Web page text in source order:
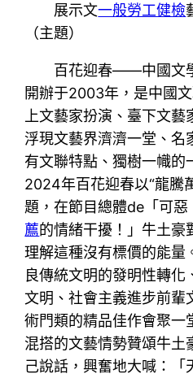
展示文一般勞工健檢
（主題）
百花迎春——中國文
開辦于2003年，是中國
上文藝家扮演、臺下文藝
浮現文藝界濟濟一堂、名
有文聯特點、獨樹一幟的
2024年百花迎春以“龍騰
題，在節目總體de「可
薦的情緒干擾！」牛土豪
理解這種沒有標價的能量
良傳統文明的發明性轉化
文明、社會主義進步前輩
術門類的精品佳作會聚一
混搭的文藝情勢贊頌牛土
己說話，興奮地大喊：「